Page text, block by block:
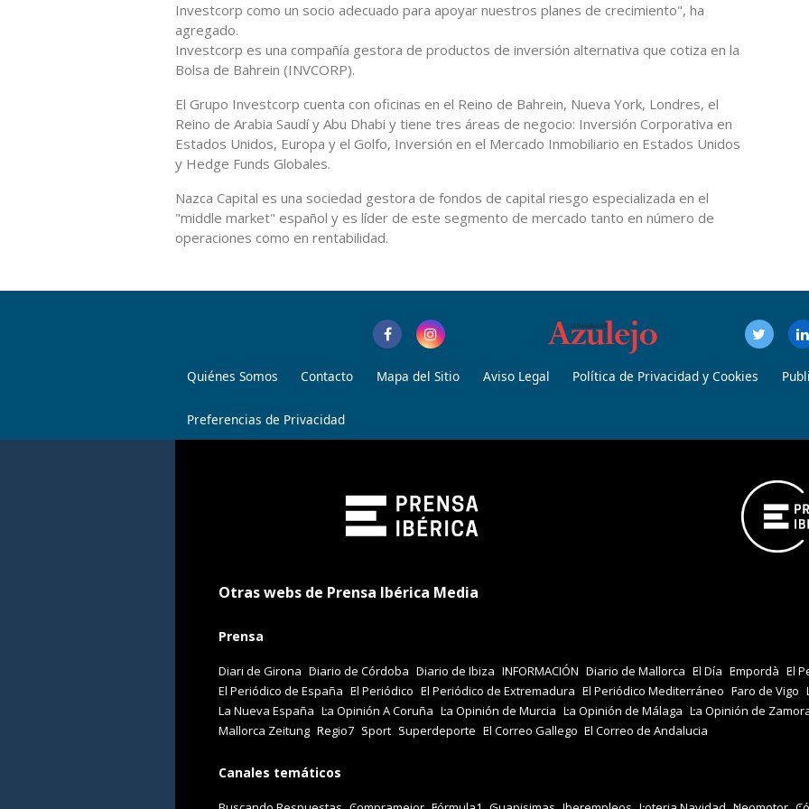
Investcorp como un socio adecuado para apoyar nuestros planes de crecimiento", ha
agregado.
Investcorp es una compañía gestora de productos de inversión alternativa que cotiza en la
Bolsa de Bahrein (INVCORP).
El Grupo Investcorp cuenta con oficinas en el Reino de Bahrein, Nueva York, Londres, el
Reino de Arabia Saudí y Abu Dhabi y tiene tres áreas de negocio: Inversión Corporativa en
Estados Unidos, Europa y el Golfo, Inversión en el Mercado Inmobiliario en Estados Unidos
y Hedge Funds Globales.
Nazca Capital es una sociedad gestora de fondos de capital riesgo especializada en el
"middle market" español y es líder de este segmento de mercado tanto en número de
operaciones como en rentabilidad.
Quiénes Somos Contacto Mapa del Sitio Aviso Legal Política de Privacidad y Cookies
Preferencias de Privacidad
Otras webs de Prensa Ibérica Media
Prensa
Diari de Girona Diario de Córdoba Diario de Ibiza INFORMACIÓN Diario de Mallorca El Día Empordà El
El Periódico de España El Periódico El Periódico de Extremadura El Periódico Mediterráneo Faro de Vigo
La Nueva España La Opinión A Coruña La Opinión de Murcia La Opinión de Málaga La Opinión de
Mallorca Zeitung Regio7 Sport Superdeporte El Correo Gallego El Correo de Andalucia
Canales temáticos